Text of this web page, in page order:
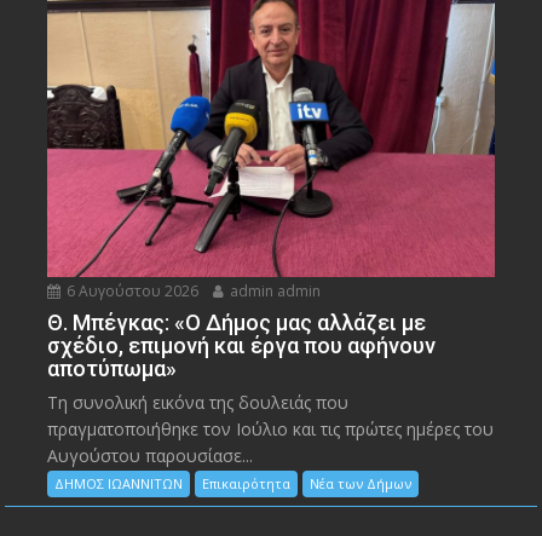
6 Αυγούστου 2026 admin admin
Θ. Μπέγκας: «Ο Δήμος μας αλλάζει με
σχέδιο, επιμονή και έργα που αφήνουν
αποτύπωμα»
Τη συνολική εικόνα της δουλειάς που
πραγματοποιήθηκε τον Ιούλιο και τις πρώτες ημέρες του
Αυγούστου παρουσίασε...
ΔΗΜΟΣ ΙΩΑΝΝΙΤΩΝ Επικαιρότητα Νέα των Δήμων